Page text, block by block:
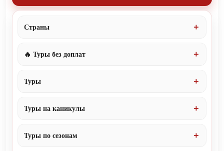
Страны
🔥 Туры без доплат
Туры
Туры на каникулы
Туры по сезонам